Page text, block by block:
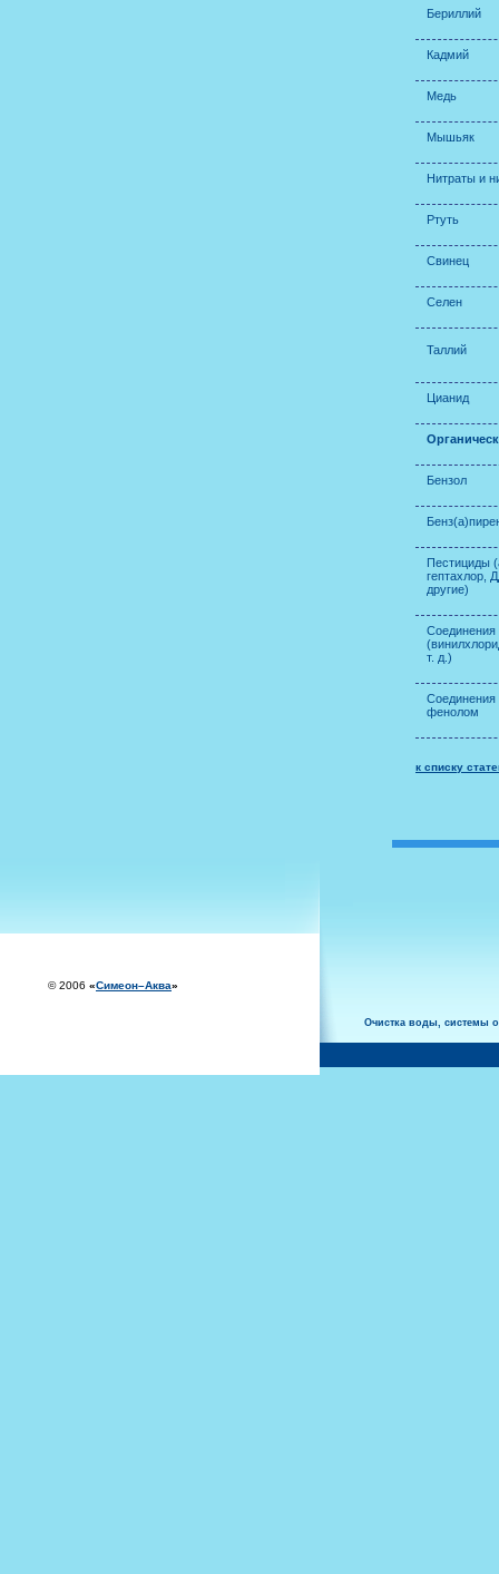
Бериллий
Кадмий
Медь
Мышьяк
Нитраты и
Ртуть
Свинец
Селен
Таллий
Цианид
Бензол
Пестициды
гептахлор,
другие)
Соединения
т. д.)
Соединения
фенолом
к списку
© 2006 «Симеон–Аква»
Oчистка воды, системы